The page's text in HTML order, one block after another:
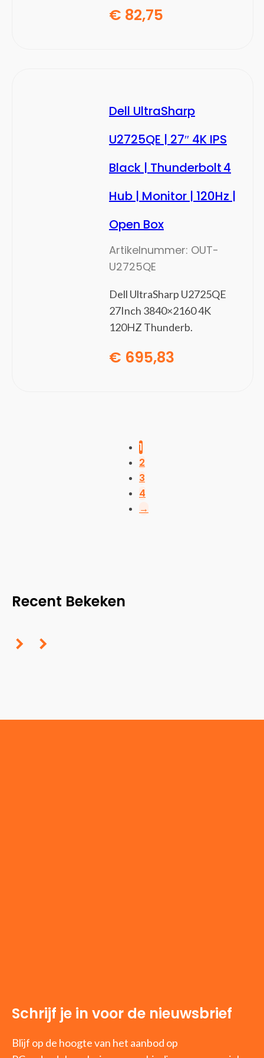
€ 82,75
Dell UltraSharp
U2725QE | 27″ 4K IPS
Black | Thunderbolt 4
Hub | Monitor | 120Hz |
Open Box
Artikelnummer: OUT-
U2725QE
Dell UltraSharp U2725QE
27Inch 3840×2160 4K
120HZ Thunderb.
€ 695,83
1
2
3
4
→
Recent Bekeken
Schrijf je in voor de nieuwsbrief
Blijf op de hoogte van het aanbod op